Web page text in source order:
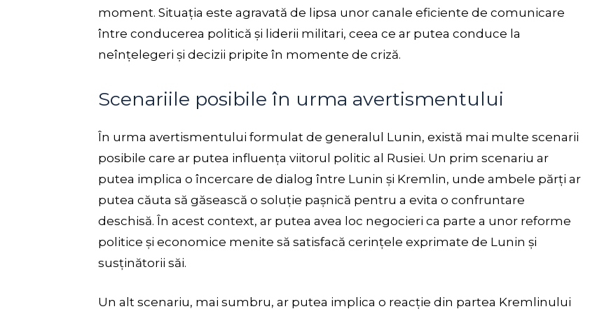
moment. Situația este agravată de lipsa unor canale eficiente de comunicare
între conducerea politică și liderii militari, ceea ce ar putea conduce la
neînțelegeri și decizii pripite în momente de criză.
Scenariile posibile în urma avertismentului
În urma avertismentului formulat de generalul Lunin, există mai multe scenarii
posibile care ar putea influența viitorul politic al Rusiei. Un prim scenariu ar
putea implica o încercare de dialog între Lunin și Kremlin, unde ambele părți ar
putea căuta să găsească o soluție pașnică pentru a evita o confruntare
deschisă. În acest context, ar putea avea loc negocieri ca parte a unor reforme
politice și economice menite să satisfacă cerințele exprimate de Lunin și
susținătorii săi.
Un alt scenariu, mai sumbru, ar putea implica o reacție din partea Kremlinului